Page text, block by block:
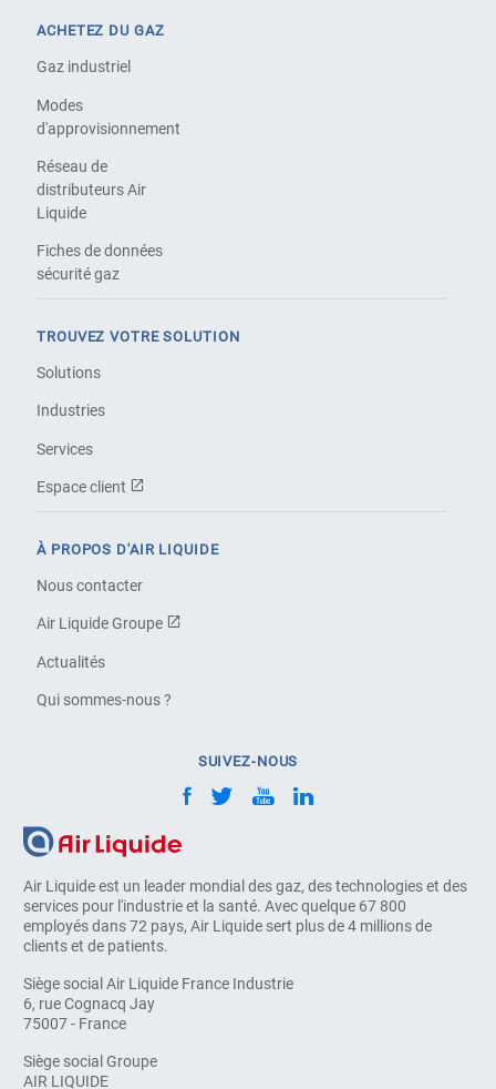
Air Liquide est un leader mondial des gaz, des technologies et des
services pour l'industrie et la santé. Avec quelque 67 800
employés dans 72 pays, Air Liquide sert plus de 4 millions de
clients et de patients.
Siège social Air Liquide France Industrie
6, rue Cognacq Jay
75007 - France
Siège social Groupe
AIR LIQUIDE
ACHETEZ DU GAZ
Gaz industriel
Modes
d'approvisionnement
Réseau de
distributeurs Air
Liquide
Fiches de données
sécurité gaz
TROUVEZ VOTRE SOLUTION
Solutions
Industries
Services
Espace client
À PROPOS D'AIR LIQUIDE
Nous contacter
Air Liquide Groupe
Actualités
Qui sommes-nous ?
SUIVEZ-NOUS